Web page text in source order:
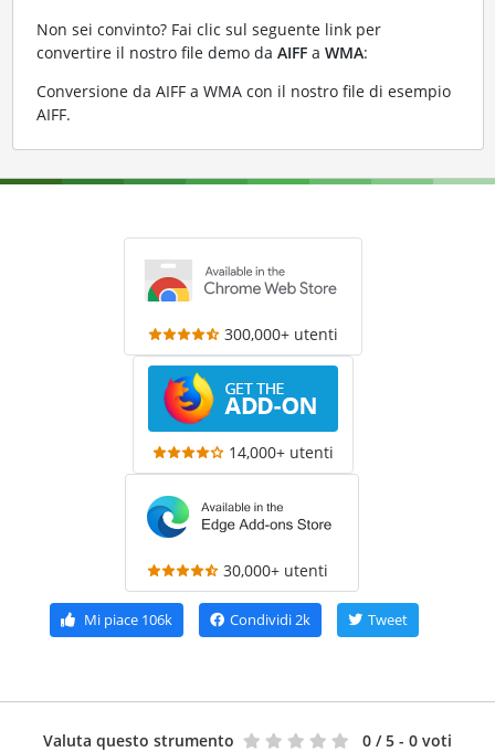
Non sei convinto? Fai clic sul seguente link per
convertire il nostro file demo da AIFFa WMA:
Conversione da AIFF a WMA con il nostro file di esempio
AIFF.
300,000+ utenti
14,000+ utenti
30,000+ utenti
Mi piace 106k Condividi2k Tweet
Valuta questo strumento 0 / 5 - 0 voti